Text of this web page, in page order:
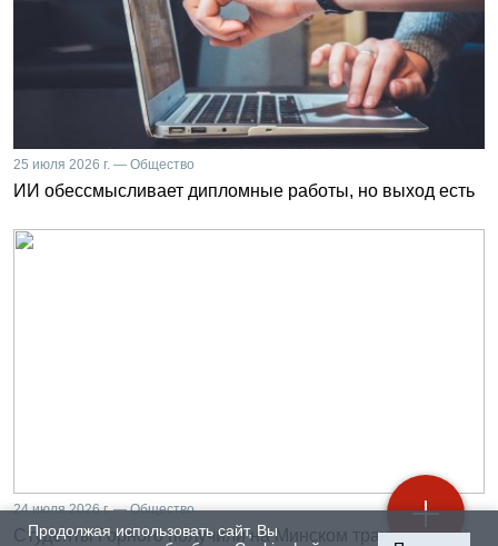
Продолжая использовать сайт, Вы
25 июля 2026 г. — Общество
ИИ обессмысливает дипломные работы, но выход есть
24 июля 2026 г. — Общество
Студенты Горного получили на Минском тракторном